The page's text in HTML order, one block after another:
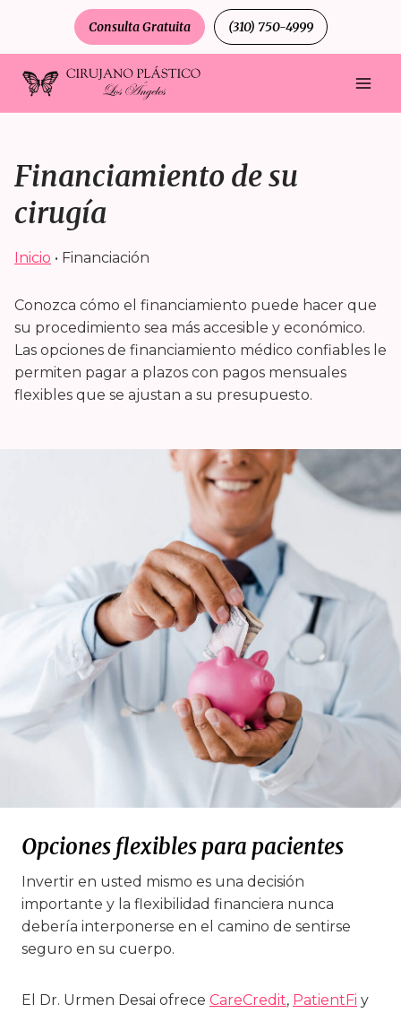
contenido
Consulta Gratuita (310) 750-4999
Financiamiento de su
cirugía
Inicio • Financiación
Conozca cómo el financiamiento puede hacer que
su procedimiento sea más accesible y económico.
Las opciones de financiamiento médico confiables le
permiten pagar a plazos con pagos mensuales
flexibles que se ajustan a su presupuesto.
Opciones flexibles para pacientes
Invertir en usted mismo es una decisión
importante y la flexibilidad financiera nunca
debería interponerse en el camino de sentirse
seguro en su cuerpo.
El Dr. Urmen Desai ofrece CareCredit, PatientFi y